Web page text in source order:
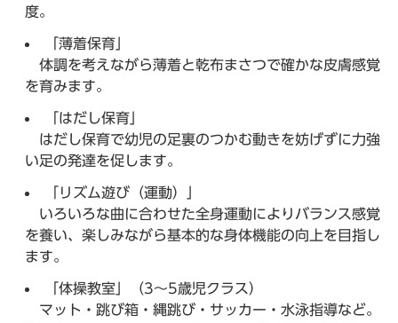
度。
「薄着保育」
体調を考えながら薄着と乾布まさつで確かな皮膚感覚
を育みます。
「はだし保育」
はだし保育で幼児の足裏のつかむ動きを妨げずに力強
い足の発達を促します。
「リズム遊び（運動）」
いろいろな曲に合わせた全身運動によりバランス感覚
を養い、楽しみながら基本的な身体機能の向上を目指し
ます。
「体操教室」（3～5歳児クラス）
マット・跳び箱・縄跳び・サッカー・水泳指導など。